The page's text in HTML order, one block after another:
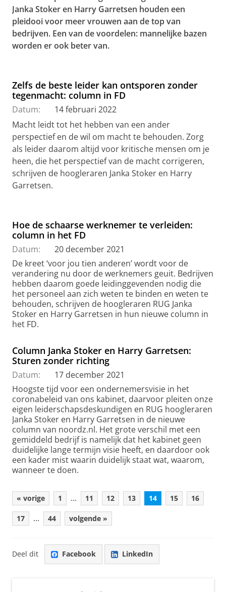
Janka Stoker en Harry Garretsen houden een
pleidooi voor meer vrouwen aan de top van
bedrijven. Een van de voordelen: mannelijke bazen
worden er ook beter van.
Zelfs de beste leider kan ontsporen zonder
tegenmacht: column in FD
Datum:
14 februari 2022
Macht leidt tot het hebben van een ander
perspectief en de wil om macht te behouden. Zorg
als leider daarom altijd voor kritische mensen om je
heen, die het perspectief van de macht corrigeren,
schrijven de hoogleraren Janka Stoker en Harry
Garretsen.
Hoe de schaarse werknemer te verleiden:
column in het FD
Datum:
20 december 2021
De kreet ‘voor jou tien anderen’ wordt voor de
verandering nu door de werknemers geuit. Bedrijven
hebben daarom goede leidinggevenden nodig die
het personeel aan zich weten te binden en weten te
behouden, schrijven de hoogleraren RUG Janka
Stoker en Harry Garretsen in hun nieuwe column in
het FD.
Column Janka Stoker en Harry Garretsen:
Sturen zonder richting
Datum:
17 december 2021
Hoogste tijd voor een ondernemersvisie in het
coronabeleid van ons kabinet, daarvoor pleiten onze
eigen leiderschapsdeskundigen en RUG hoogleraren
Janka Stoker en Harry Garretsen in de nieuwe
column van noordz.nl. Het grote verschil met een
gemiddeld bedrijf is namelijk dat het kabinet geen
duidelijke lange termijn visie heeft, en daardoor ook
een kader mist waarin duidelijk staat wat, waarom,
wanneer te doen.
« vorige 1 ... 11 12 13 14 15 16
17 ... 44 volgende »
Deel dit Facebook LinkedIn